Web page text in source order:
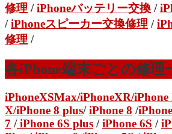
修理 /iPhoneバッテリー交換 /
/iPhoneスピーカー交換修理 /
修理 /
各iPhone端末ごとの修理
iPhoneXSMax/iPhoneXR/iPhone
X/iPhone 8 plus/iPhone 8 /
7 /iPhone 6S plus /iPhone 6S /